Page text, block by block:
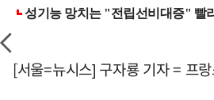
[서울=뉴시스] 구자룡 기자 = 프